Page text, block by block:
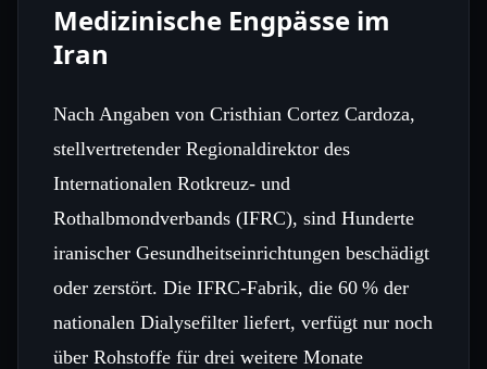
Medizinische Engpässe im
Iran
Nach Angaben von Cristhian Cortez Cardoza,
stellvertretender Regionaldirektor des
Internationalen Rotkreuz- und
Rothalbmondverbands (IFRC), sind Hunderte
iranischer Gesundheitseinrichtungen beschädigt
oder zerstört. Die IFRC‑Fabrik, die 60 % der
nationalen Dialysefilter liefert, verfügt nur noch
über Rohstoffe für drei weitere Monate